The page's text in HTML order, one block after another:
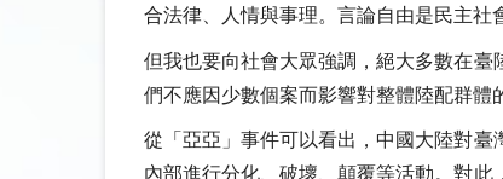
合法律、人情與事理。言論自由是民主社
但我也要向社會大眾強調，絕大多數在
們不應因少數個案而影響對整體陸配群體
從「亞亞」事件可以看出，中國大陸對
內部進行分化、破壞、顛覆等活動。對